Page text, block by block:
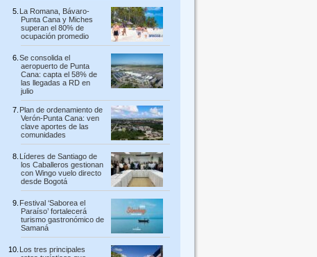
La Romana, Bávaro-
Punta Cana y Miches
superan el 80% de
ocupación promedio
Se consolida el
aeropuerto de Punta
Cana: capta el 58% de
las llegadas a RD en
julio
Plan de ordenamiento de
Verón-Punta Cana: ven
clave aportes de las
comunidades
Líderes de Santiago de
los Caballeros gestionan
con Wingo vuelo directo
desde Bogotá
Festival ‘Saborea el
Paraíso’ fortalecerá
turismo gastronómico de
Samaná
Los tres principales